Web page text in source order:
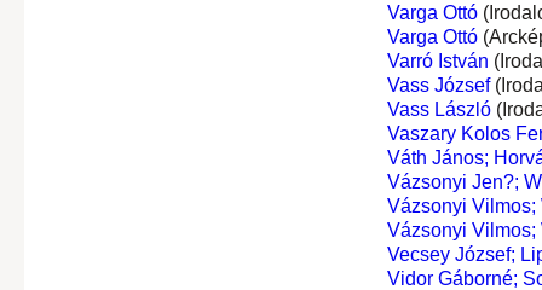
Varga Ottó
Varga Ottó
Varró István
Vass József
Vass László
Vaszary Kolos
Váth János;
Vázsonyi Jen?;
Vázsonyi Vilmos;
Vázsonyi Vilmos;
Vecsey József;
Vidor Gáborné;